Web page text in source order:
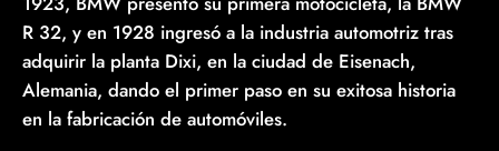
R 32, y en 1928 ingresó a la industria automotriz tras
adquirir la planta Dixi, en la ciudad de Eisenach,
Alemania, dando el primer paso en su exitosa historia
en la fabricación de automóviles.